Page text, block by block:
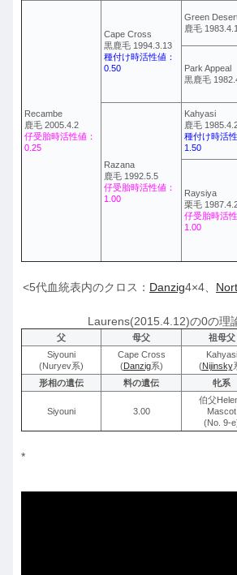
Recambe
鹿毛 2005.4.2
仔受胎時活性値：
0.25
Cape Cross
黒鹿毛 1994.3.13
種付け時活性値：
0.50
Green
鹿毛
Park Appeal
黒鹿毛
Razana
鹿毛 1992.5.5
仔受胎時活性値：
1.00
Kahyasi
鹿毛
種付け時活性
1.50
Raysiya
栗毛
仔受胎時活性
1.00
<5代血統表内のクロス： Danzig4×4、
Laurens(2015.4.12)の0の理
父 母父 祖母父
Siyouni
(Nuryev系)
Cape Cross
(Danzig系)
Kahyasi
(Nijinsky
形相の遺伝
料の遺伝 牝系
Siyouni 3.00
伯父
Mascot
(No. 9-
*